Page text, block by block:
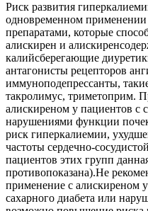
Риск развития
одновременном
препаратами, которые
алискирен и
калийсберегающие
антагонисты рецепторов
иммуноподепрессанты,
такролимус, триметоприм.
алискиреном у пациентов с
нарушениями функции
риск гиперкалиемии,
частоты сердечно-
пациентов этих групп
противопоказана).Не
применение с алискиреном
сахарного диабета или